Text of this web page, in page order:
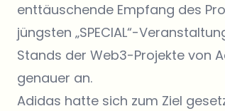
enttäuschende Empfang des
jüngsten „SPECIAL“-
Stands der Web3-Projekte von
genauer an.
Adidas hatte sich zum Ziel